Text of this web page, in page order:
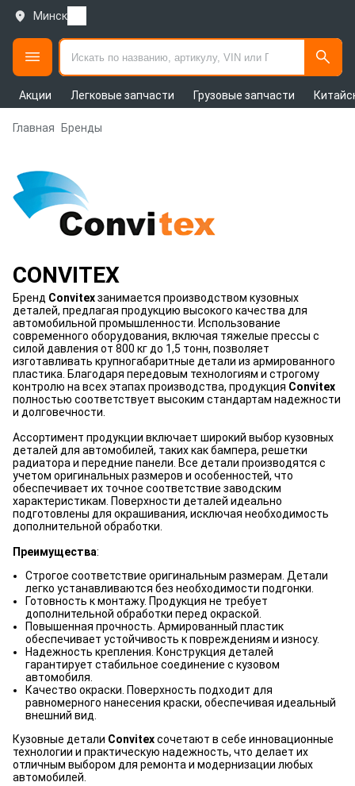
Минск
Акции Легковые запчасти Грузовые запчасти
Главная Бренды
CONVITEX
Бренд Convitexзанимается производством кузовных
деталей, предлагая продукцию высокого качества для
автомобильной промышленности. Использование
современного оборудования, включая тяжелые прессы с
силой давления от 800 кг до 1,5 тонн, позволяет
изготавливать крупногабаритные детали из армированного
пластика. Благодаря передовым технологиям и строгому
контролю на всех этапах производства, продукция Convitex
полностью соответствует высоким стандартам надежности
и долговечности.
Ассортимент продукции включает широкий выбор кузовных
деталей для автомобилей, таких как бампера, решетки
радиатора и передние панели. Все детали производятся с
учетом оригинальных размеров и особенностей, что
обеспечивает их точное соответствие заводским
характеристикам. Поверхности деталей идеально
подготовлены для окрашивания, исключая необходимость
дополнительной обработки.
Преимущества:
Строгое соответствие оригинальным размерам. Детали
легко устанавливаются без необходимости подгонки.
Готовность к монтажу. Продукция не требует
дополнительной обработки перед окраской.
Повышенная прочность. Армированный пластик
обеспечивает устойчивость к повреждениям и износу.
Надежность крепления. Конструкция деталей
гарантирует стабильное соединение с кузовом
автомобиля.
Качество окраски. Поверхность подходит для
равномерного нанесения краски, обеспечивая идеальный
внешний вид.
Кузовные детали Convitexсочетают в себе инновационные
технологии и практическую надежность, что делает их
отличным выбором для ремонта и модернизации любых
автомобилей.